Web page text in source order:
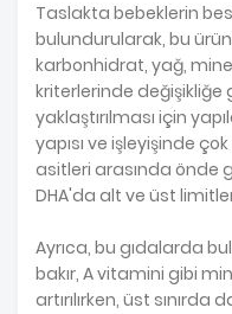
Taslakta bebeklerin
bulundurularak, bu
karbonhidrat, yağ,
kriterlerinde değişikliğe
yaklaştırılması için
yapısı ve işleyişinde
asitleri arasında önde
DHA'da alt ve üst
Ayrıca, bu gıdalarda
bakır, A vitamini gibi
artırılırken, üst sınırda